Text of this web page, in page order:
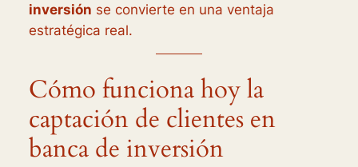
inversión se convierte en una ventaja
estratégica real.
Cómo funciona hoy la
captación de clientes en
banca de inversión